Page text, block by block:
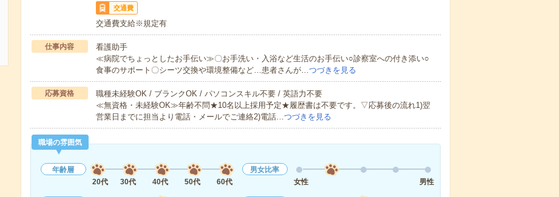
交通費
交通費支給※規定有
仕事内容
看護助手
≪病院でちょっとしたお手伝い≫〇お手洗い・入浴など生活のお手伝い○診察室への付き添い○
食事のサポート〇シーツ交換や環境整備など…患者さんが…つづきを見る
応募資格
職種未経験OK / ブランクOK / パソコンスキル不要 / 英語力不要
≪無資格・未経験OK≫年齢不問★10名以上採用予定★履歴書は不要です。▽応募後の流れ1)翌
営業日までに担当より電話・メールでご連絡2)電話…つづきを見る
職場の雰囲気
年齢層
20代
30代 40代 50代 60代
男女比率
女性
男性